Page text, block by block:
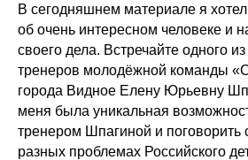
В сегодняшнем материале я
об очень интересном человеке и
своего дела. Встречайте одного
тренеров молодёжной команды
города Видное Елену Юрьевну
меня была уникальная
тренером Шпагиной и поговорить
разных проблемах Российского